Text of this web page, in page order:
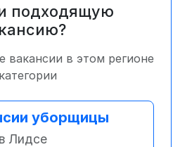
подходящую
вакансии в этом регионе
уборщицы
в Лидсе